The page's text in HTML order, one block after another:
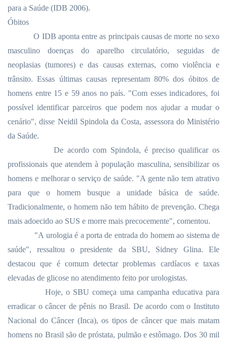
para a Saúde (IDB 2006).
Óbitos
O IDB aponta entre as principais causas de morte no sexo
masculino doenças do aparelho circulatório, seguidas de
neoplasias (tumores) e das causas externas, como violência e
trânsito. Essas últimas causas representam 80% dos óbitos de
homens entre 15 e 59 anos no país. "Com esses indicadores, foi
possível identificar parceiros que podem nos ajudar a mudar o
cenário", disse Neidil Spindola da Costa, assessora do Ministério
da Saúde.
De acordo com Spindola, é preciso qualificar os
profissionais que atendem à população masculina, sensibilizar os
homens e melhorar o serviço de saúde. "A gente não tem atrativo
para que o homem busque a unidade básica de saúde.
Tradicionalmente, o homem não tem hábito de prevenção. Chega
mais adoecido ao SUS e morre mais precocemente", comentou.
"A urologia é a porta de entrada do homem ao sistema de
saúde", ressaltou o presidente da SBU, Sidney Glina. Ele
destacou que é comum detectar problemas cardíacos e taxas
elevadas de glicose no atendimento feito por urologistas.
Hoje, o SBU começa uma campanha educativa para
erradicar o câncer de pênis no Brasil. De acordo com o Instituto
Nacional do Câncer (Inca), os tipos de câncer que mais matam
homens no Brasil são de próstata, pulmão e estômago. Dos 30 mil